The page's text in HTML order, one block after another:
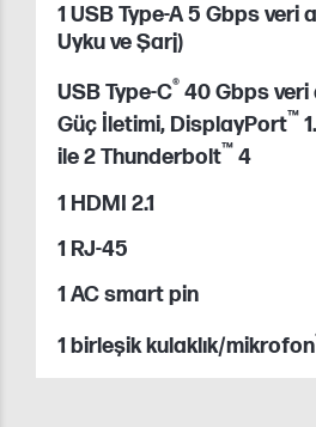
1 USB Type-A 5 Gbps veri
Uyku ve Şarj)
USB Type-C® 40 Gbps veri
Güç İletimi, DisplayPort™
ile 2 Thunderbolt™ 4
1 HDMI 2.1
1 RJ-45
1 AC smart pin
1 birleşik kulaklık/mikrofon